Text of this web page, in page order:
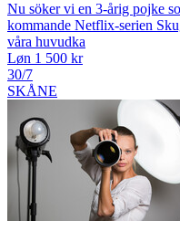
Nu söker vi en 3-årig pojke
kommande Netflix-serien
våra huvudka
Løn 1 500 kr
30/7
SKÅNE